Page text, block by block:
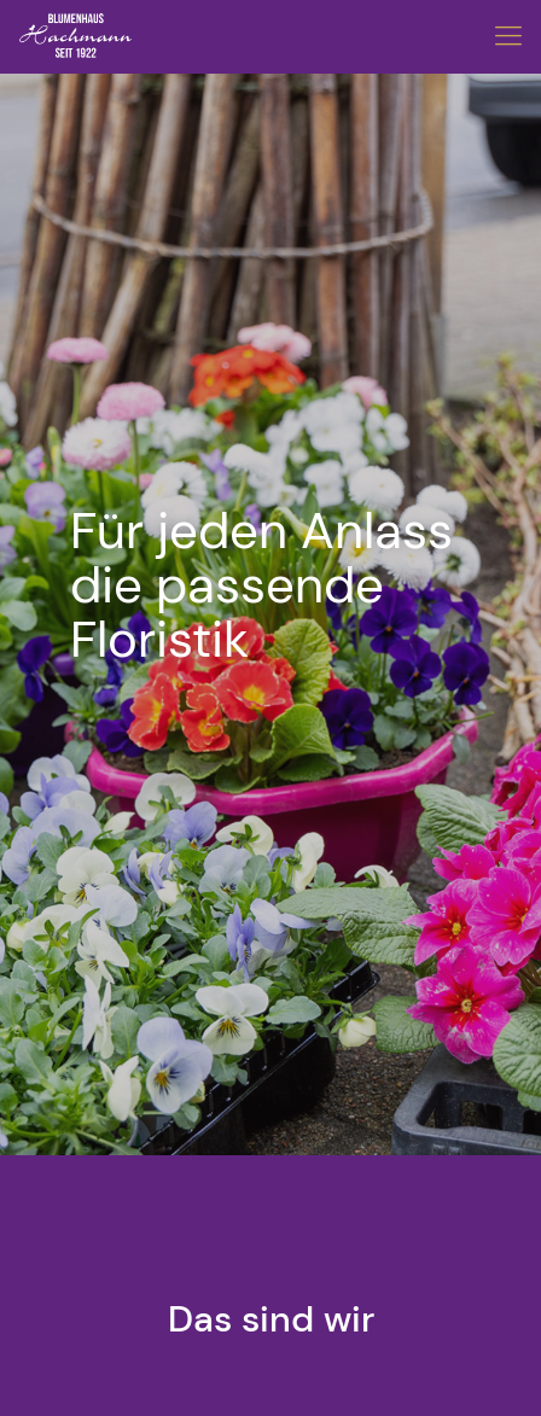
Für jeden Anlass
die passende
Floristik
Das sind wir